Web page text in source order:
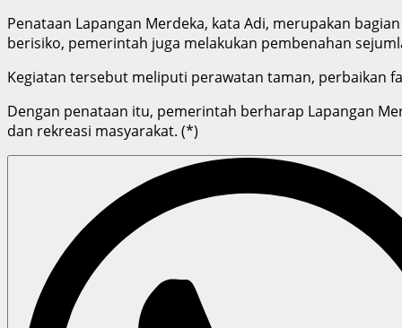
Penataan Lapangan Merdeka, kata Adi, merupakan
berisiko, pemerintah juga melakukan pembenahan
Kegiatan tersebut meliputi perawatan taman, perbaikan
Dengan penataan itu, pemerintah berharap Lapangan
dan rekreasi masyarakat. (*)